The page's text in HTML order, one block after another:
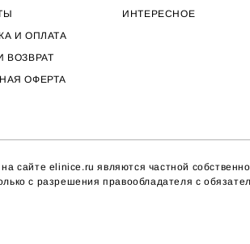
И ОПЛАТА
ВОЗВРАТ
ОФЕРТА
ИНТЕРЕСНОЕ
сайте elinice.ru являются частной
с разрешения правообладателя с